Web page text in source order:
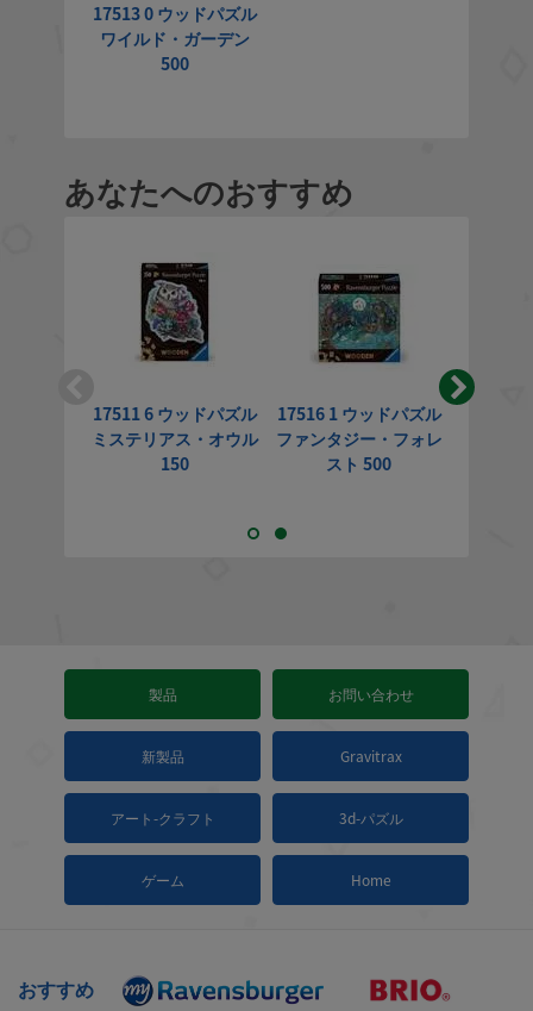
17513 0 ウッドパズル
ワイルド・ガーデン
500
あなたへのおすすめ
17511 6 ウッドパズル
ミステリアス・オウル
150
17516 1 ウッドパズル
ファンタジー・フォレ
スト 500
製品 お問い合わせ
新製品 Gravitrax
アート-クラフト 3d-パズル
ゲーム Home
おすすめ